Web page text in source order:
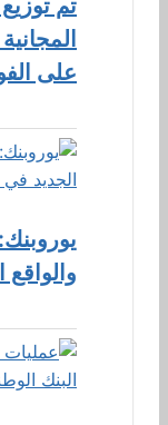
على